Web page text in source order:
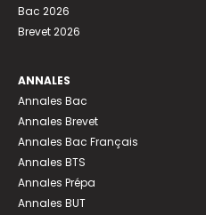
Bac 2026
Brevet 2026
ANNALES
Annales Bac
Annales Brevet
Annales Bac Français
Annales BTS
Annales Prépa
Annales BUT